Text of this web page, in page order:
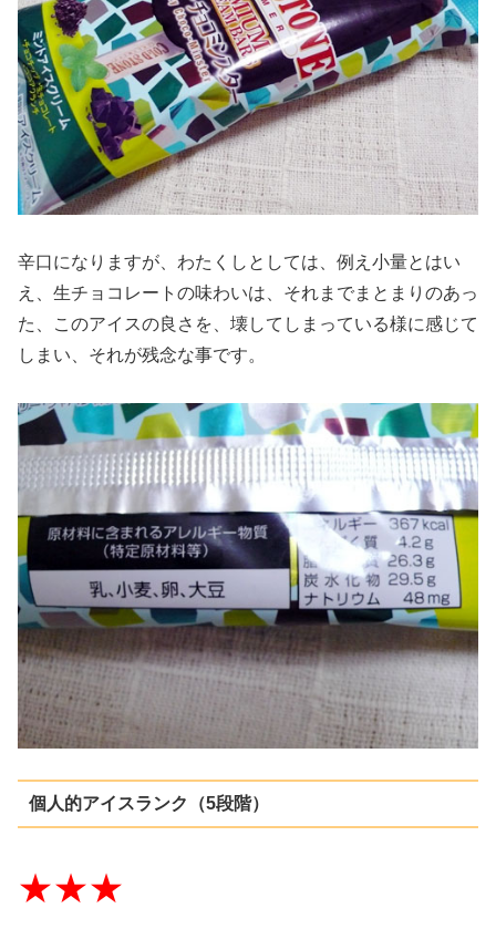
辛口になりますが、わたくしとしては、例え小量とはい
え、生チョコレートの味わいは、それまでまとまりのあっ
た、このアイスの良さを、壊してしまっている様に感じて
しまい、それが残念な事です。
個人的アイスランク（5段階）
★★★